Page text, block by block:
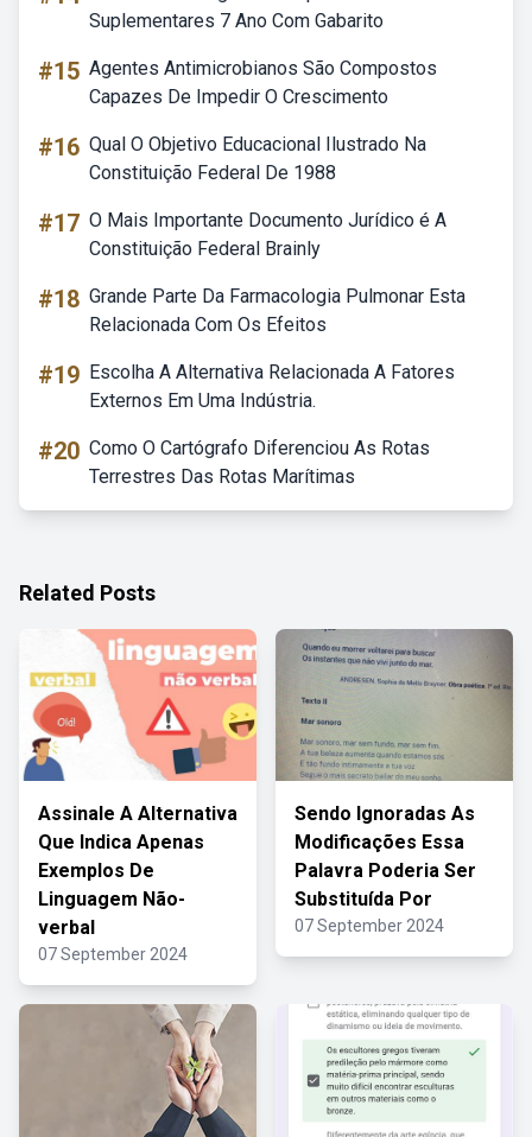
Suplementares 7 Ano Com Gabarito
#15 Agentes Antimicrobianos São Compostos
Capazes De Impedir O Crescimento
#16 Qual O Objetivo Educacional Ilustrado Na
Constituição Federal De 1988
#17 O Mais Importante Documento Jurídico é A
Constituição Federal Brainly
#18 Grande Parte Da Farmacologia Pulmonar Esta
Relacionada Com Os Efeitos
#19 Escolha A Alternativa Relacionada A Fatores
Externos Em Uma Indústria.
#20 Como O Cartógrafo Diferenciou As Rotas
Terrestres Das Rotas Marítimas
Related Posts
Assinale A Alternativa
Que Indica Apenas
Exemplos De
Linguagem Não-
verbal
07 September 2024
Sendo Ignoradas As
Modificações Essa
Palavra Poderia Ser
Substituída Por
07 September 2024